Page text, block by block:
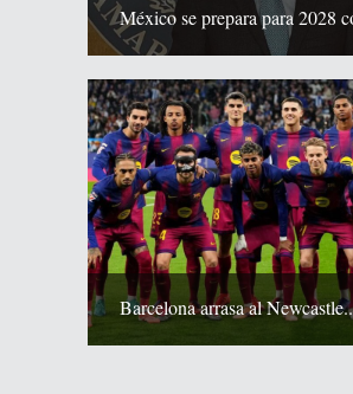
México se prepara para 2028
Barcelona arrasa al